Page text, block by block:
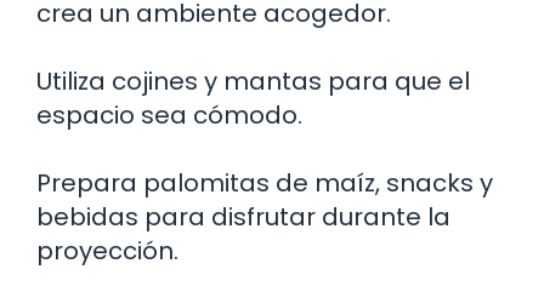
crea un ambiente acogedor.
Utiliza cojines y mantas para que el
espacio sea cómodo.
Prepara palomitas de maíz, snacks y
bebidas para disfrutar durante la
proyección.